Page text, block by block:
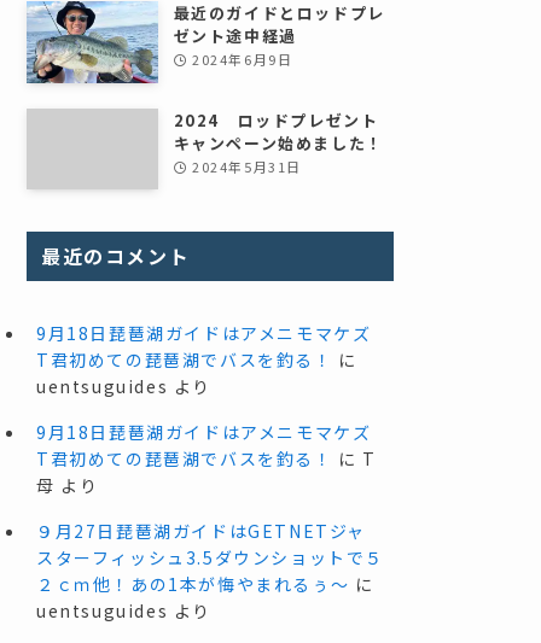
最近のガイドとロッドプレ
ゼント途中経過
2024年6月9日
2024 ロッドプレゼント
キャンペーン始めました！
2024年5月31日
最近のコメント
9月18日琵琶湖ガイドはアメニモマケズ
T君初めての琵琶湖でバスを釣る！
に
uentsuguides より
9月18日琵琶湖ガイドはアメニモマケズ
T君初めての琵琶湖でバスを釣る！
に T
母 より
９月27日琵琶湖ガイドはGETNETジャ
スターフィッシュ3.5ダウンショットで５
２ｃｍ他！あの1本が悔やまれるぅ～ に
uentsuguides より